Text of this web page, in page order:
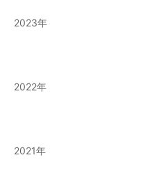
2023
2022
2021